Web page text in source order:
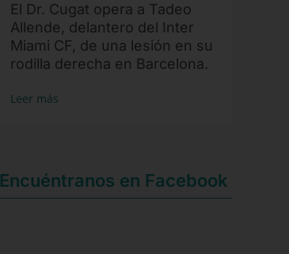
El Dr. Cugat opera a Tadeo
Allende, delantero del Inter
Miami CF, de una lesión en su
rodilla derecha en Barcelona.
Leer más
Encuéntranos en Facebook